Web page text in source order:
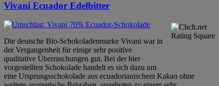
Vivani Ecuador Edelbitter
Die deutsche Bio-Schokoladenmarke Vivani war in
der Vergangenheit für einige sehr positive
qualitative Überraschungen gut. Bei der hier
vorgestellten Schokolade handelt es sich dazu um
eine Ursprungsschokolade aus ecuadorianischem Kakao ohne